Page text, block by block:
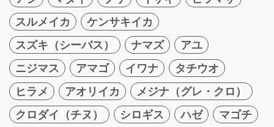
スルメイカ
ケンサキイカ
スズキ（シーバス）
ナマズ
アユ
ニジマス
アマゴ イワナ
タチウオ
ヒラメ
アオリイカ
メジナ（グレ・クロ）
クロダイ（チヌ）
シロギス ハゼ
マゴチ